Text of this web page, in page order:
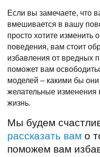
Если вы замечаете, что
вмешивается в вашу
просто хотите изменить
поведения, вам стоит
избавления от вредных
поможет вам
моделей – какими бы
желательные изменения
жизнь.
Мы будем
рассказать вам о
поможем вам